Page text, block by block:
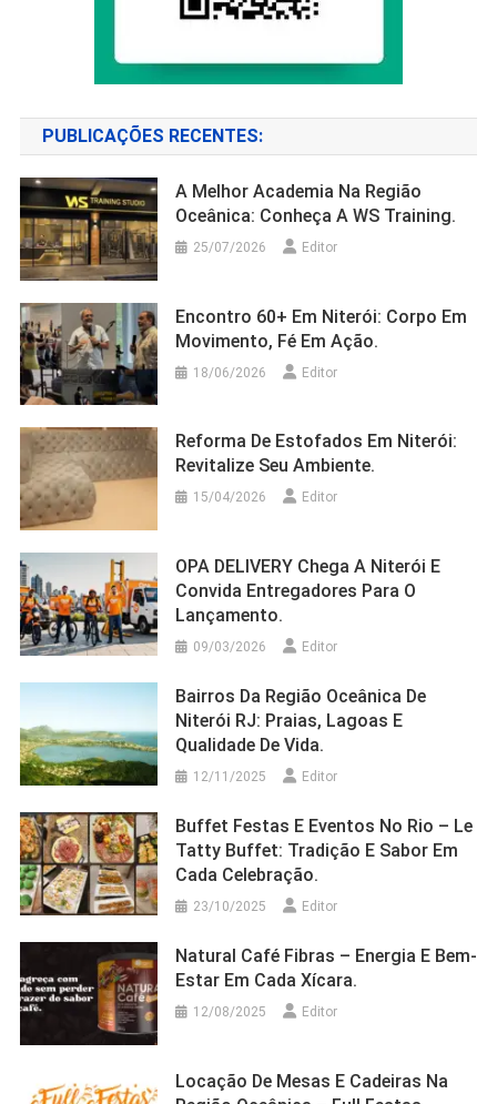
PUBLICAÇÕES RECENTES:
A Melhor Academia Na Região
Oceânica: Conheça A WS Training.
25/07/2026 Editor
Encontro 60+ Em Niterói: Corpo Em
Movimento, Fé Em Ação.
18/06/2026 Editor
Reforma De Estofados Em Niterói:
Revitalize Seu Ambiente.
15/04/2026 Editor
OPA DELIVERY Chega A Niterói E
Convida Entregadores Para O
Lançamento.
09/03/2026 Editor
Bairros Da Região Oceânica De
Niterói RJ: Praias, Lagoas E
Qualidade De Vida.
12/11/2025 Editor
Buffet Festas E Eventos No Rio – Le
Tatty Buffet: Tradição E Sabor Em
Cada Celebração.
23/10/2025 Editor
Natural Café Fibras – Energia E Bem-
Estar Em Cada Xícara.
12/08/2025 Editor
Locação De Mesas E Cadeiras Na